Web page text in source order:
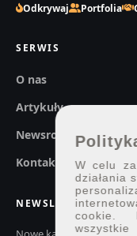
Odkrywaj Portfolia
SERWIS
O nas
Artykuły
Newsroom
Kontakt
NEWSLETTER
W celu
działania
cookie.